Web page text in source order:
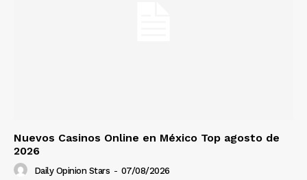
Nuevos Casinos Online en México Top agosto de
2026
Daily Opinion Stars - 07/08/2026